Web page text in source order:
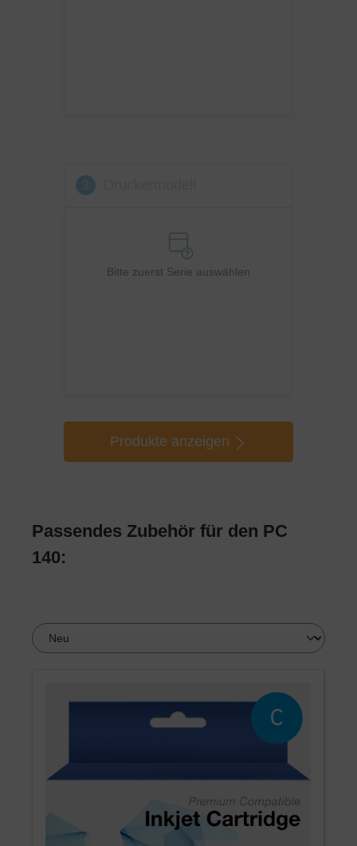
Bitte zuerst Serie auswählen
Produkte anzeigen
Passendes Zubehör für den PC
140: